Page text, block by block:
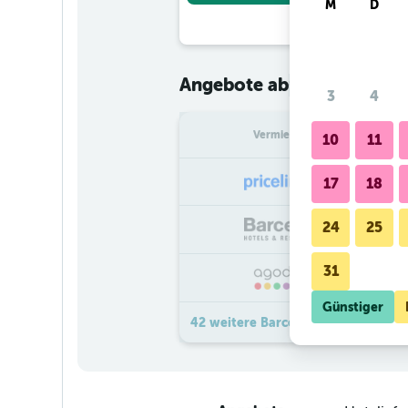
Angebote ab€ 43
Vermieter
42 weitere Barceló Marbella
M D
3 4
10 11
17 18
24 25
31
Günstiger